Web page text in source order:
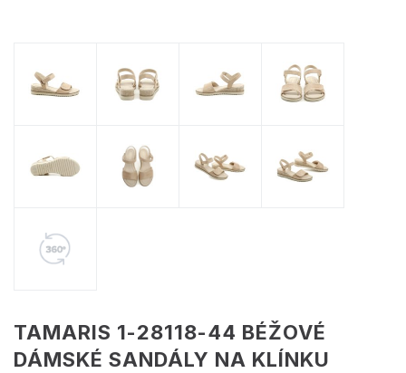
TAMARIS 1-28118-44 BÉŽOVÉ
DÁMSKÉ SANDÁLY NA KLÍNKU